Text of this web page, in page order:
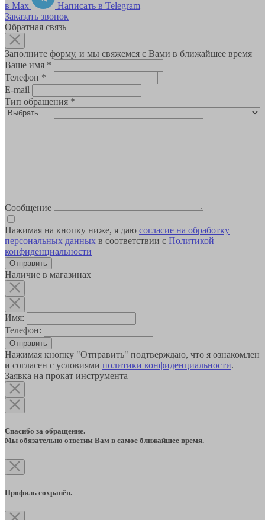
в Max
Написать в Telegram
Заказать звонок
Обратная связь
Заполните форму, и мы свяжемся с Вами в ближайшее время
Ваше имя *
Телефон *
E-mail
Тип обращения *
Сообщение
Нажимая на кнопку ниже, я даю согласие на обработку
персональных данных в соответствии с Политикой
конфиденциальности
Наличие в магазинах
Имя:
Телефон:
Отправить
Нажимая кнопку "Отправить" подтверждаю, что я ознакомлен
и согласен с условиями политики конфиденциальности.
Заявка на прокат инструмента
Спасибо за обращение.
Мы обязательно ответим Вам в самое ближайшее время.
Профиль сохранён.